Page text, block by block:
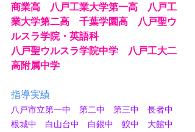
商業高　八戸工業大学第一高　八戸工
業大学第二高　千葉学園高　八戸聖ウ
ルスラ学院・英語科
八戸聖ウルスラ学院中学　八戸工大二
高附属中学
指導実績
八戸市立第一中　第二中　第三中　長者中
根城中　白山台中　白銀中　鮫中　大館中